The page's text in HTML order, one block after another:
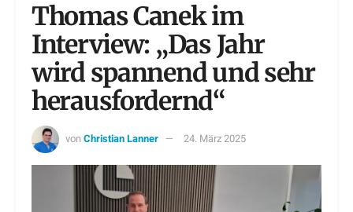
Thomas Canek im
Interview: „Das Jahr
wird spannend und sehr
herausfordernd“
vonChristian Lanner 24. März 2025